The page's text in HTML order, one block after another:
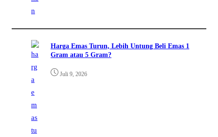
Harga Emas Turun, Lebih Untung Beli Emas 1
Gram atau 5 Gram?
Juli 9, 2026